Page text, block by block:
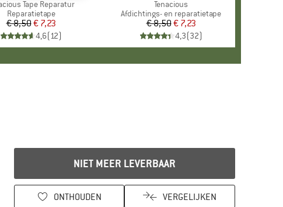
Tape Reparatur
Productgroep
Reparatietape
Prijs
€ 8,50Verlaagde prijs
€ 7,23
4,6(12)
Artikel
Tenacious
Productgroep
Afdichtings- en reparatietape
Prijs
€ 8,50Verlaagde prijs
€ 7,23
4,3(32)
NIET MEER LEVERBAAR
ONTHOUDEN VERGELIJKEN